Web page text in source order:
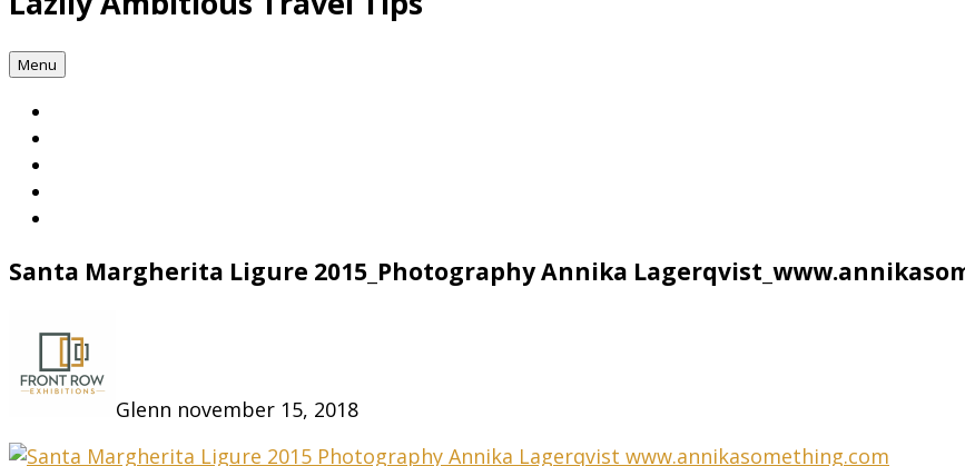
Menu
Santa Margherita Ligure 2015_Photography Annika
Glenn november 15, 2018